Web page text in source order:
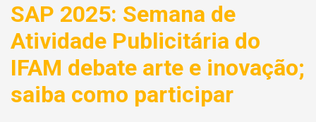
SAP 2025: Semana de
Atividade Publicitária do
IFAM debate arte e inovação;
saiba como participar